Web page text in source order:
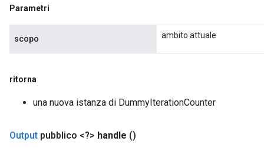
Parametri
scopo ambito attuale
ritorna
una nuova istanza di DummyIterationCounter
Output pubblico <?> handle ()